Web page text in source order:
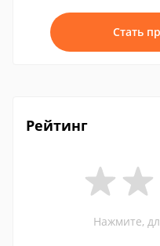
Стать
Рейтинг
Нажмите,